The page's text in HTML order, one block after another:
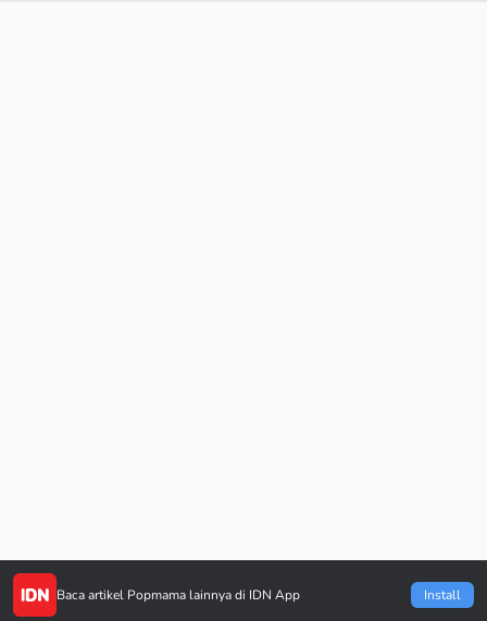
Baca artikel Popmama lainnya di IDN App Install